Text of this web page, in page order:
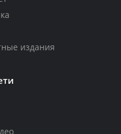
издания